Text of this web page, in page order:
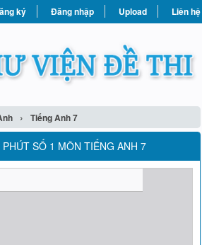
ký Đăng nhập Upload Liên hệ
› Tiếng Anh 7
SỐ 1 MÔN TIẾNG ANH 7